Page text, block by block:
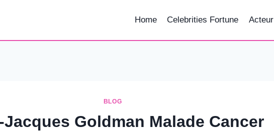
Home Celebrities Fortune Acteur
BLOG
Jacques Goldman Malade Cancer